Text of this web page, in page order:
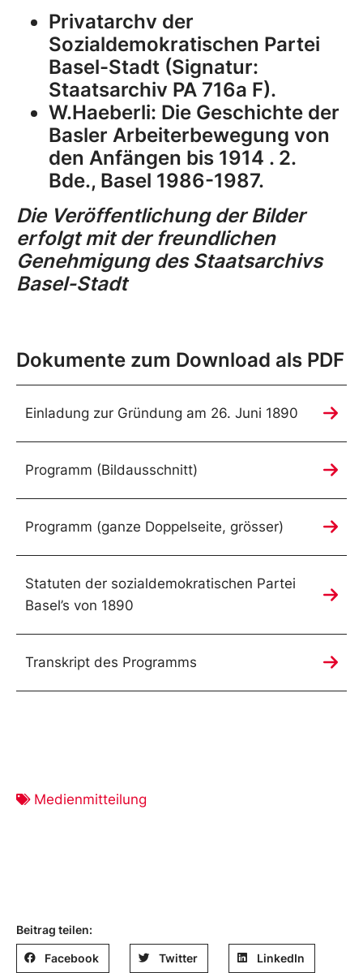
Privatarchv der
Sozialdemokratischen Partei
Basel-Stadt (Signatur:
Staatsarchiv PA 716a F).
W.Haeberli: Die Geschichte der
Basler Arbeiterbewegung von
den Anfängen bis 1914 . 2.
Bde., Basel 1986-1987.
Die Veröffentlichung der Bilder
erfolgt mit der freundlichen
Genehmigung des Staatsarchivs
Basel-Stadt
Dokumente zum Download als PDF
Einladung zur Gründung am 26. Juni 1890
Programm (Bildausschnitt)
Programm (ganze Doppelseite, grösser)
Statuten der sozialdemokratischen Partei
Basel’s von 1890
Transkript des Programms
Medienmitteilung
Beitrag teilen:
Facebook Twitter LinkedIn